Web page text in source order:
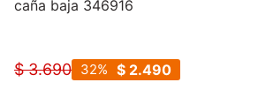
caña baja 346916
$ 3.690 $ 2.490
32